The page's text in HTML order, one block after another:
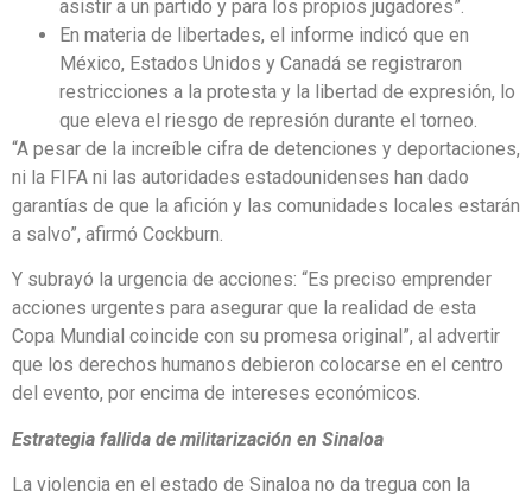
asistir a un partido y para los propios jugadores”.
En materia de libertades, el informe indicó que en
México, Estados Unidos y Canadá se registraron
restricciones a la protesta y la libertad de expresión, lo
que eleva el riesgo de represión durante el torneo.
“A pesar de la increíble cifra de detenciones y deportaciones,
ni la FIFA ni las autoridades estadounidenses han dado
garantías de que la afición y las comunidades locales estarán
a salvo”, afirmó Cockburn.
Y subrayó la urgencia de acciones: “Es preciso emprender
acciones urgentes para asegurar que la realidad de esta
Copa Mundial coincide con su promesa original”, al advertir
que los derechos humanos debieron colocarse en el centro
del evento, por encima de intereses económicos.
Estrategia fallida de militarización en Sinaloa
La violencia en el estado de Sinaloa no da tregua con la